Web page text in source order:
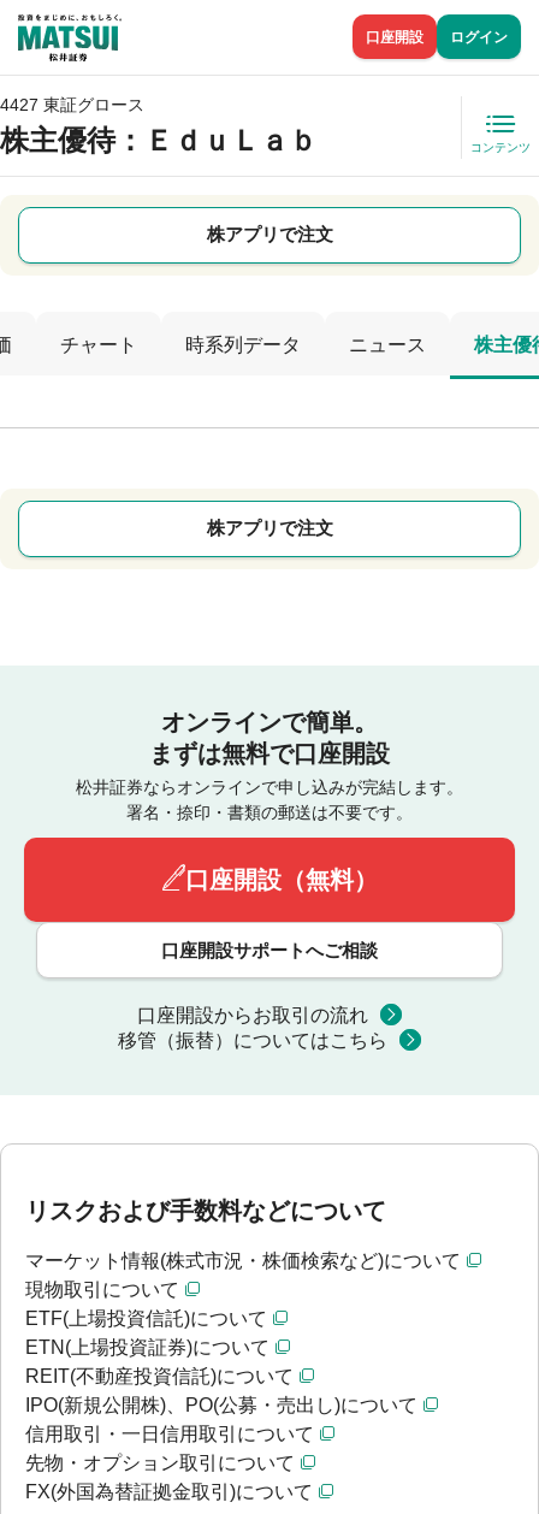
口座開設 ログイン
4427 東証グロース
株主優待：ＥｄｕＬａｂ コンテンツ
株アプリで注文
チャート 時系列データ ニュース 株主優
株アプリで注文
オンラインで簡単。
まずは無料で口座開設
松井証券ならオンラインで申し込みが完結します。
署名・捺印・書類の郵送は不要です。
口座開設（無料）
口座開設サポートへご相談
口座開設からお取引の流れ
移管（振替）についてはこちら
リスクおよび手数料などについて
マーケット情報(株式市況・株価検索など)について
現物取引について
ETF(上場投資信託)について
ETN(上場投資証券)について
REIT(不動産投資信託)について
IPO(新規公開株)、PO(公募・売出し)について
信用取引・一日信用取引について
先物・オプション取引について
FX(外国為替証拠金取引)について